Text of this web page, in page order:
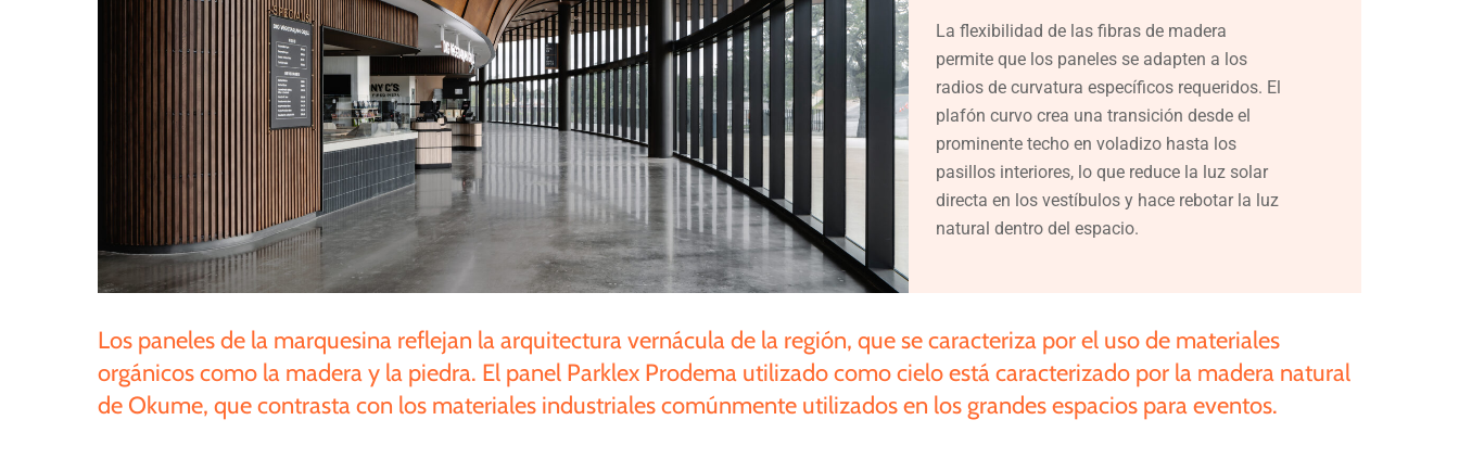
La flexibilidad de las fibras de madera
permite que los paneles se adapten a los
radios de curvatura específicos requeridos. El
plafón curvo crea una transición desde el
prominente techo en voladizo hasta los
pasillos interiores, lo que reduce la luz solar
directa en los vestíbulos y hace rebotar la luz
natural dentro del espacio.
Los panelesde la marquesina reflejan laarquitecturavernáculade la región, quesecaracteriza porel usode materiales
orgánicoscomo la maderay la piedra. El panel Parklex Prodema utilizadocomocieloestácaracterizado por la madera natural
de Okume, quecontrastacon los materiales industrialescomúnmente utilizadosen losgrandesespacios paraeventos.